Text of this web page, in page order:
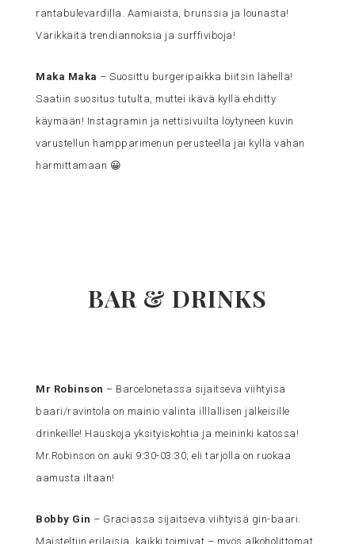
rantabulevardilla. Aamiaista, brunssia ja lounasta!
Värikkäitä trendiannoksia ja surffiviboja!
Maka Maka – Suosittu burgeripaikka biitsin lähellä!
Saatiin suositus tutulta, muttei ikävä kyllä ehditty
käymään! Instagramin ja nettisivuilta löytyneen kuvin
varustellun hampparimenun perusteella jäi kyllä vähän
harmittamaan 😀
BAR & DRINKS
Mr Robinson – Barcelonetassa sijaitseva viihtyisä
baari/ravintola on mainio valinta illlallisen jälkeisille
drinkeille! Hauskoja yksityiskohtia ja meininki katossa!
Mr.Robinson on auki 9:30-03:30, eli tarjolla on ruokaa
aamusta iltaan!
Bobby Gin – Graciassa sijaitseva viihtyisä gin-baari.
Maisteltiin erilaisia, kaikki toimivat – myös alkoholittomat